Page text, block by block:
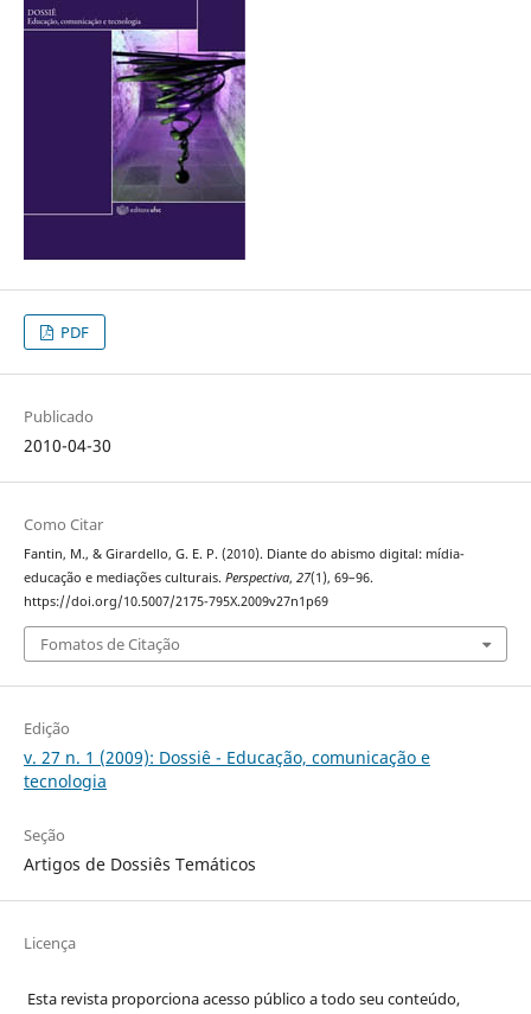
PDF
Publicado
2010-04-30
Como Citar
Fantin, M., & Girardello, G. E. P. (2010). Diante do abismo digital: mídia-
educação e mediações culturais. Perspectiva, 27(1), 69–96.
https://doi.org/10.5007/2175-795X.2009v27n1p69
Fomatos de Citação
Edição
v. 27 n. 1 (2009): Dossiê - Educação, comunicação e
tecnologia
Seção
Artigos de Dossiês Temáticos
Licença
Esta revista proporciona acesso público a todo seu conteúdo,